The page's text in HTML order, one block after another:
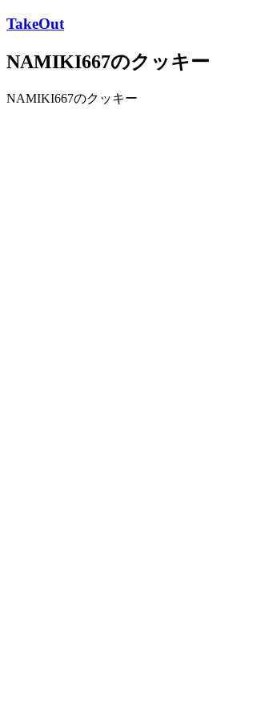
TakeOut
NAMIKI667のクッキー
NAMIKI667のクッキー